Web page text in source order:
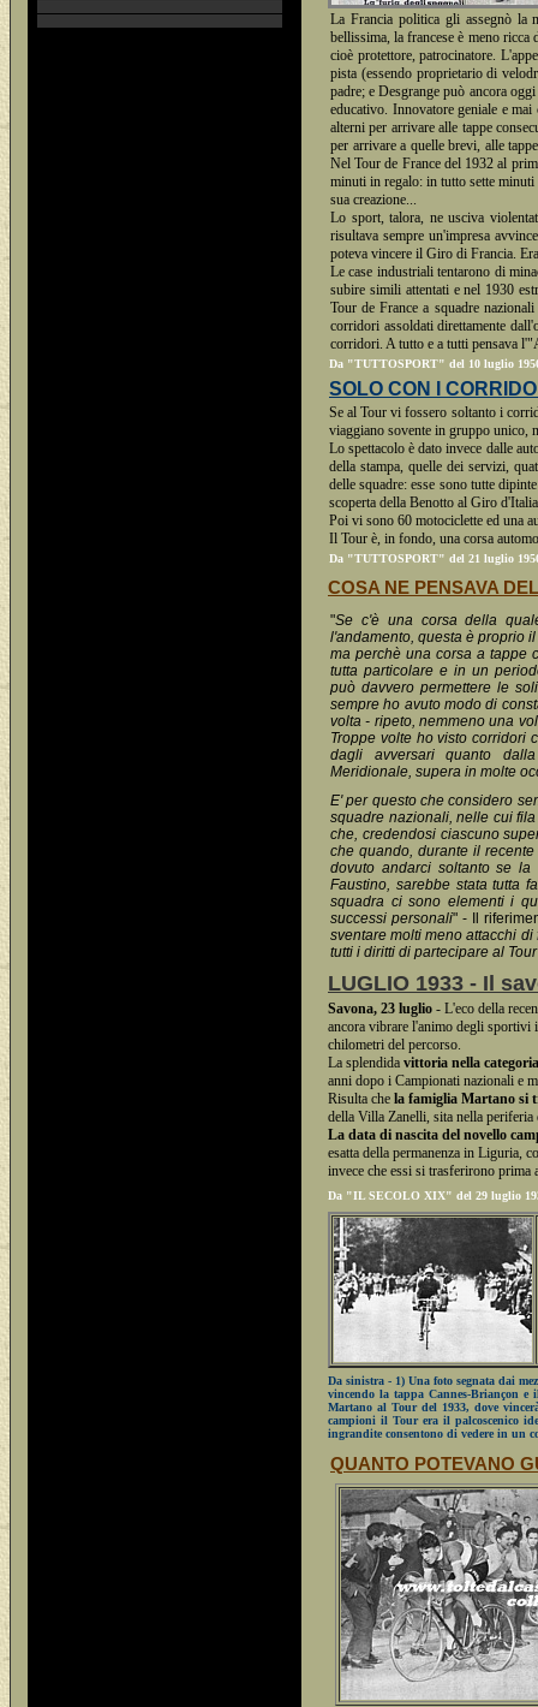
La Francia politica gli assegnò la
bellissima, la francese è meno
cioè protettore, patrocinatore.
pista (essendo proprietario di
padre; e Desgrange può ancora
educativo. Innovatore geniale e
alterni per arrivare alle tappe
per arrivare a quelle brevi, alle
Nel Tour de France del 1932 al
minuti in regalo: in tutto sette
sua creazione...
Lo sport, talora, ne usciva
risultava sempre un'impresa
poteva vincere il Giro di Francia.
Le case industriali tentarono di
subire simili attentati e nel 1930
Tour de France a squadre
corridori assoldati direttamente
corridori. A tutto e a tutti pensava
Da "TUTTOSPORT" del 10 luglio
SOLO CON I
Se al Tour vi fossero soltanto i
viaggiano sovente in gruppo unico,
Lo spettacolo è dato invece dalle
della stampa, quelle dei servizi,
delle squadre: esse sono tutte
scoperta della Benotto al Giro
Poi vi sono 60 motociclette ed una
Il Tour è, in fondo, una corsa
Da "TUTTOSPORT" del 21 luglio
COSA NE PENSAVA
"Se c'è una corsa della
l'andamento, questa è proprio
ma perchè una corsa a tappe
tutta particolare e in un
può davvero permettere le
sempre ho avuto modo di
volta - ripeto, nemmeno una
Troppe volte ho visto corridori
dagli avversari quanto
Meridionale, supera in molte
E' per questo che considero
squadre nazionali, nelle cui
che, credendosi ciascuno
che quando, durante il
dovuto andarci soltanto se la
Faustino, sarebbe stata tutta
squadra ci sono elementi i
successi personali" - Il
sventare molti meno attacchi
tutti i diritti di partecipare al
LUGLIO 1933 - Il
Savona, 23 luglio - L'eco della
ancora vibrare l'animo degli sportivi
chilometri del percorso.
La splendida vittoria nella
anni dopo i Campionati nazionali e
Risulta che la famiglia Martano si
della Villa Zanelli, sita nella
La data di nascita del novello
esatta della permanenza in Liguria,
invece che essi si trasferirono
Da "IL SECOLO XIX" del 29 luglio
Da sinistra - 1) Una foto segnata dai
vincendo la tappa Cannes-Briançon
Martano al Tour del 1933, dove
campioni il Tour era il palcoscenico
ingrandite consentono di vedere in un
QUANTO POTEVANO